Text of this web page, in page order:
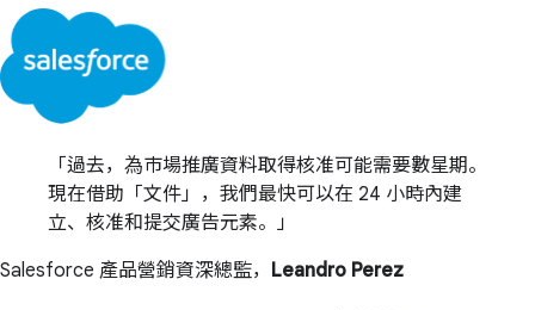
過去，為市場推廣資料取得核准可能需要數星期。
現在借助「文件」，我們最快可以在 24 小時內建
立、核准和提交廣告元素。
Salesforce 產品營銷資深總監， Leandro Perez